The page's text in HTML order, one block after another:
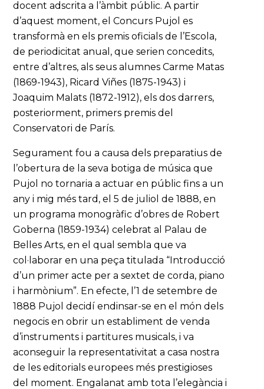
docent adscrita a l’àmbit públic. A partir
d’aquest moment, el Concurs Pujol es
transformà en els premis oficials de l’Escola,
de periodicitat anual, que serien concedits,
entre d’altres, als seus alumnes Carme Matas
(1869-1943), Ricard Viñes (1875-1943) i
Joaquim Malats (1872-1912), els dos darrers,
posteriorment, primers premis del
Conservatori de París.
Segurament fou a causa dels preparatius de
l’obertura de la seva botiga de música que
Pujol no tornaria a actuar en públic fins a un
any i mig més tard, el 5 de juliol de 1888, en
un programa monogràfic d’obres de Robert
Goberna (1859-1934) celebrat al Palau de
Belles Arts, en el qual sembla que va
col·laborar en una peça titulada “Introducció
d’un primer acte per a sextet de corda, piano
i harmònium”. En efecte, l’1 de setembre de
1888 Pujol decidí endinsar-se en el món dels
negocis en obrir un establiment de venda
d’instruments i partitures musicals, i va
aconseguir la representativitat a casa nostra
de les editorials europees més prestigioses
del moment. Engalanat amb tota l’elegància i